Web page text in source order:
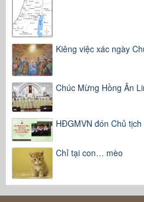
Kiêng việc xác ngày
Chúc Mừng Hồng Ân
HĐGMVN đón Chủ
Chỉ tại con… mèo